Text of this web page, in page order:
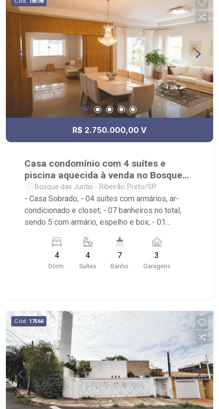
Quadra Poliesportiva, Quadra de Tênis, Quadra de
Squash, Campo de Futebol, Playground, Área de
Churrasco, Salão de Festas, Academia, Praça,
Vaga de Visitantes; - Localizado próximo ao
Ribeirão Shopping, Cenourão Super Varejão,
Shopping Iguatemi.
R$ 2.750.000,00 V
Casa condomínio com 4 suítes e
piscina aquecida à venda no Bosque
das Juritis
Bosque das Juritis - Ribeirão Preto/SP
- Casa Sobrado; - 04 suítes com armários, ar-
condicionado e closet; - 07 banheiros no total,
sendo 5 com armário, espelho e box; - 01
- Living 03 ambientes; - Sala de Jantar; - Sala de
TV com ar-condicionado; - Escritório; - Cozinha
planejada; - Despensa com armários; - Área de
Piscina aquecida; - Hidro; - Aquecedor Solar; -
Energia Fotovoltaica; - Paralelo à Av. João Fiúza e
perpendicular a Wladimir Meirelles; - Condomínio
com playground, quadra de esportes, salão de
festas e portaria com sistema de segurança.
4
Dorm.
4
Suítes
7
Banho
3
Garagens
Cód. 17566